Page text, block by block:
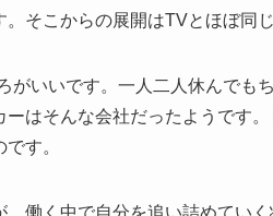
そこからの展開はTVとほぼ同じ
がいいです。一人二人休んでも
はそんな会社だったようです
す。
働く中で自分を追い詰めてい